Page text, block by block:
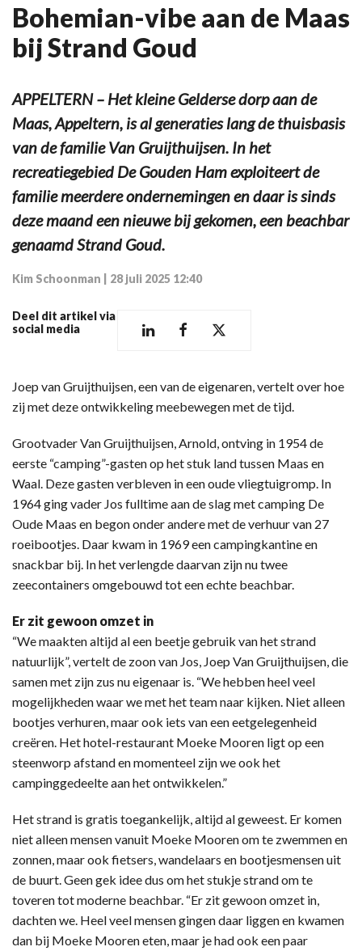
Bohemian-vibe aan de Maas
bij Strand Goud
APPELTERN – Het kleine Gelderse dorp aan de
Maas, Appeltern, is al generaties lang de thuisbasis
van de familie Van Gruijthuijsen. In het
recreatiegebied De Gouden Ham exploiteert de
familie meerdere ondernemingen en daar is sinds
deze maand een nieuwe bij gekomen, een beachbar
genaamd Strand Goud.
Kim Schoonman 28 juli 2025 12:40
Deel dit artikel via
social media
Joep van Gruijthuijsen, een van de eigenaren, vertelt over hoe
zij met deze ontwikkeling meebewegen met de tijd.
Grootvader Van Gruijthuijsen, Arnold, ontving in 1954 de
eerste “camping”-gasten op het stuk land tussen Maas en
Waal. Deze gasten verbleven in een oude vliegtuigromp. In
1964 ging vader Jos fulltime aan de slag met camping De
Oude Maas en begon onder andere met de verhuur van 27
roeibootjes. Daar kwam in 1969 een campingkantine en
snackbar bij. In het verlengde daarvan zijn nu twee
zeecontainers omgebouwd tot een echte beachbar.
Er zit gewoon omzet in
“We maakten altijd al een beetje gebruik van het strand
natuurlijk”, vertelt de zoon van Jos, Joep Van Gruijthuijsen, die
samen met zijn zus nu eigenaar is. “We hebben heel veel
mogelijkheden waar we met het team naar kijken. Niet alleen
bootjes verhuren, maar ook iets van een eetgelegenheid
creëren. Het hotel-restaurant Moeke Mooren ligt op een
steenworp afstand en momenteel zijn we ook het
campinggedeelte aan het ontwikkelen.”
Het strand is gratis toegankelijk, altijd al geweest. Er komen
niet alleen mensen vanuit Moeke Mooren om te zwemmen en
zonnen, maar ook fietsers, wandelaars en bootjesmensen uit
de buurt. Geen gek idee dus om het stukje strand om te
toveren tot moderne beachbar. “Er zit gewoon omzet in,
dachten we. Heel veel mensen gingen daar liggen en kwamen
dan bij Moeke Mooren eten, maar je had ook een paar